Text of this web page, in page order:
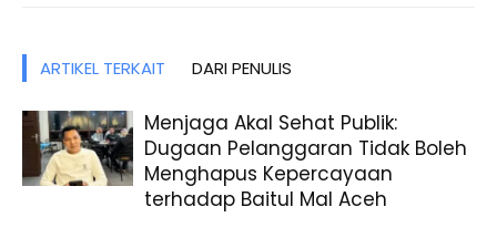
ARTIKEL TERKAIT DARI PENULIS
Menjaga Akal Sehat Publik:
Dugaan Pelanggaran Tidak Boleh
Menghapus Kepercayaan
terhadap Baitul Mal Aceh